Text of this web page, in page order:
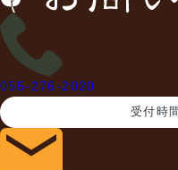
055-276-2020
受付時